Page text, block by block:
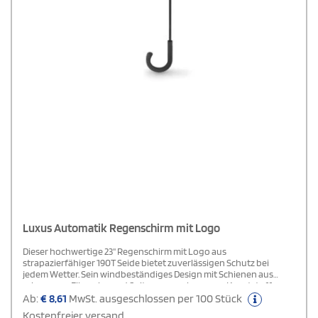
Luxus Automatik Regenschirm mit Logo
Dieser hochwertige 23'' Regenschirm mit Logo aus
strapazierfähiger 190T Seide bietet zuverlässigen Schutz bei
jedem Wetter. Sein windbeständiges Design mit Schienen aus
schwarzem Fiberglas und Spitzen aus schwarzem Kunststoff
sorgt für maximale Stabilität.Der schwarz überzogene Metallstock
verleiht dem Schirm eine elegante Optik, während der gebogene,
Ab:€8,61 MwSt. ausgeschlossen per 100 Stück